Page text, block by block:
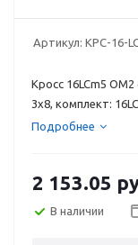
Артикул: КРС-16-
Кросс 16LCm5
3х8, комплект:
Подробнее
2 153.05
В наличии